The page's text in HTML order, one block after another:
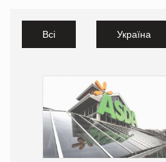
Всі Україна